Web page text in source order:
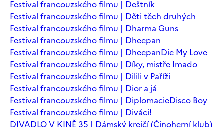
Festival francouzského filmu | Deštník
Festival francouzského filmu | Děti těch druhých
Festival francouzského filmu | Dharma Guns
Festival francouzského filmu | Dheepan
Festival francouzského filmu | DheepanDie My Love
Festival francouzského filmu | Díky, mistře Imado
Festival francouzského filmu | Dilili v Paříži
Festival francouzského filmu | Dior a já
Festival francouzského filmu | DiplomacieDisco Boy
Festival francouzského filmu | Diváci!
DIVADLO V KINĚ 35 | Dámský krejčí (Činoherní klub)